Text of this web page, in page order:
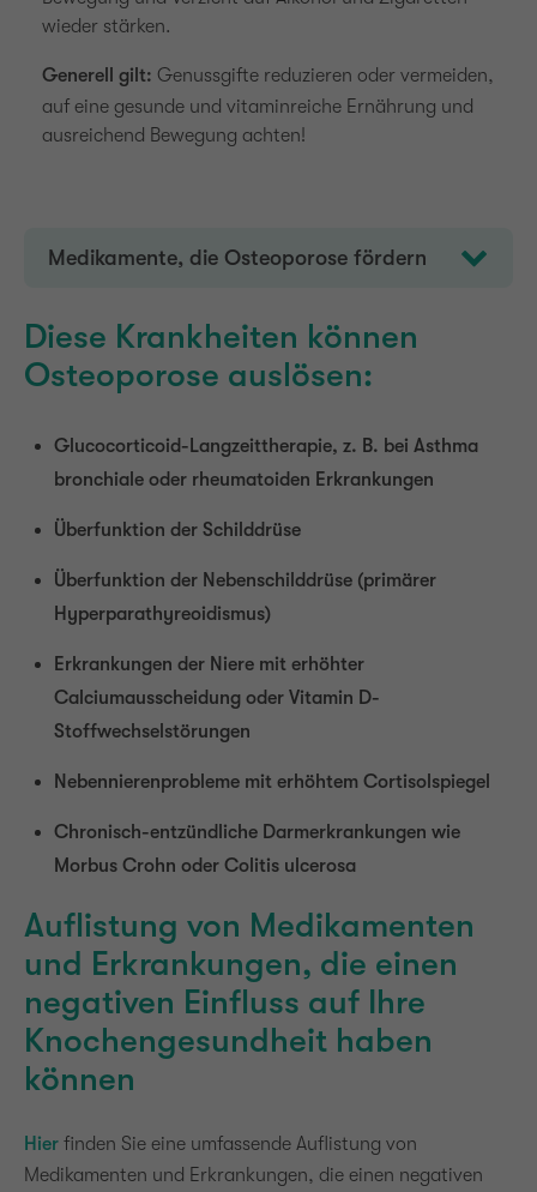
wieder stärken.
Generell gilt: Genussgifte reduzieren oder vermeiden,
auf eine gesunde und vitaminreiche Ernährung und
ausreichend Bewegung achten!
Medikamente, die Osteoporose fördern
Diese Krankheiten können
Osteoporose auslösen:
Glucocorticoid-Langzeittherapie, z. B. bei Asthma
bronchiale oder rheumatoiden Erkrankungen
Überfunktion der Schilddrüse
Überfunktion der Nebenschilddrüse (primärer
Hyperparathyreoidismus)
Erkrankungen der Niere mit erhöhter
Calciumausscheidung oder Vitamin D-
Stoffwechselstörungen
Nebennierenprobleme mit erhöhtem Cortisolspiegel
Chronisch-entzündliche Darmerkrankungen wie
Morbus Crohn oder Colitis ulcerosa
Auflistung von Medikamenten
und Erkrankungen, die einen
negativen Einfluss auf Ihre
Knochengesundheit haben
können
Hier finden Sie eine umfassende Auflistung von
Medikamenten und Erkrankungen, die einen negativen